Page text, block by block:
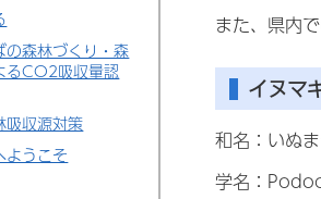
の森林づくり・森
るCO2吸収量認
吸収源対策
ようこそ
また、県内
イヌマ
和名：いぬ
学名：